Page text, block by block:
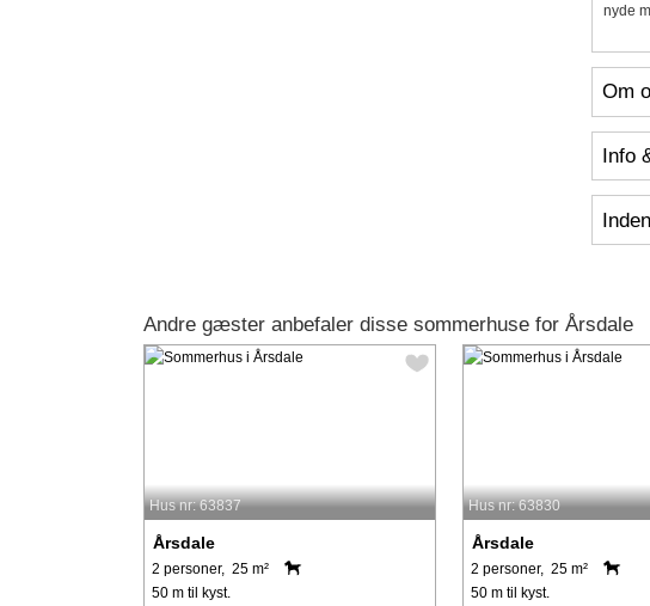
nyde
Om
Info
Andre gæster anbefaler disse sommerhuse for Årsdale
Hus nr: 63837
Årsdale
2 personer, 25 m²
50 m til kyst.
Hus nr: 63830
Årsdale
2 personer, 25 m²
50 m til kyst.